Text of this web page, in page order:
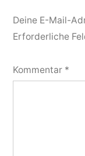
Deine E-Mail-
Erforderliche
Kommentar *